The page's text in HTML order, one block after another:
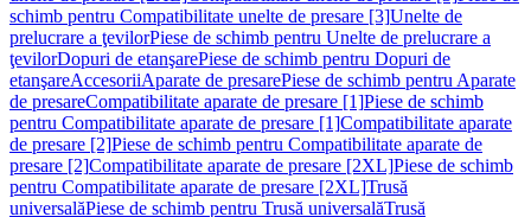
schimb pentru Compatibilitate unelte de presare [3]Unelte de
prelucrare a ţevilorPiese de schimb pentru Unelte de prelucrare a
ţevilorDopuri de etanşarePiese de schimb pentru Dopuri de
etanşareAccesoriiAparate de presarePiese de schimb pentru Aparate
de presareCompatibilitate aparate de presare [1]Piese de schimb
pentru Compatibilitate aparate de presare [1]Compatibilitate aparate
de presare [2]Piese de schimb pentru Compatibilitate aparate de
presare [2]Compatibilitate aparate de presare [2XL]Piese de schimb
pentru Compatibilitate aparate de presare [2XL]Trusă
universalăPiese de schimb pentru Trusă universalăTrusă